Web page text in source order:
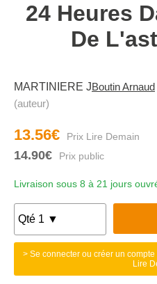
24 Heures
De
MARTINIERE JBoutin Arnaud
(auteur)
13.56€
14.90€
Livraison sous 8 à 21 jours
> Se connecter ou créer un compte
Lire